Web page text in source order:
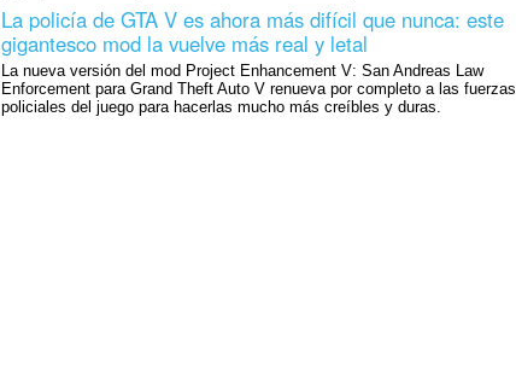
La policía de GTA V es ahora más difícil que nunca: este
gigantesco mod la vuelve más real y letal
La nueva versión del mod Project Enhancement V: San Andreas Law
Enforcement para Grand Theft Auto V renueva por completo a las fuerzas
policiales del juego para hacerlas mucho más creíbles y duras.